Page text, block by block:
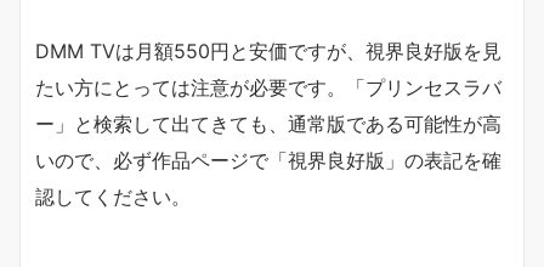
DMM TVは月額550円と安価ですが、視界良好版を見
たい方にとっては注意が必要です。「プリンセスラバ
ー」と検索して出てきても、通常版である可能性が高
いので、必ず作品ページで「視界良好版」の表記を確
認してください。